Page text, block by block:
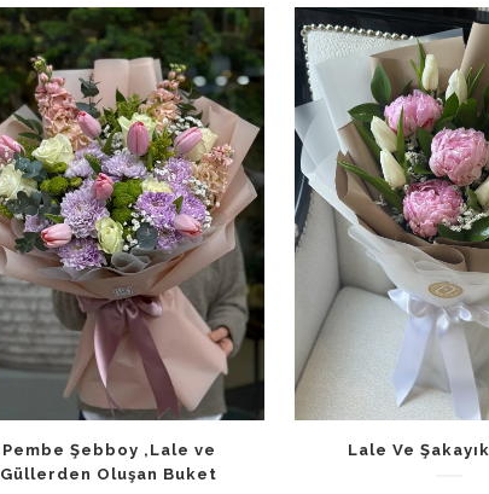
Pembe Şebboy ,Lale ve
Güllerden Oluşan Buket
Lale Ve